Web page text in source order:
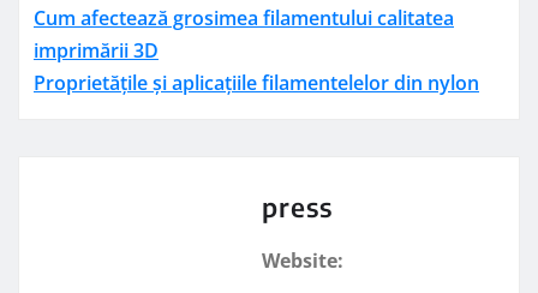
Cum afectează grosimea filamentului calitatea
imprimării 3D
Proprietățile și aplicațiile filamentelelor din nylon
press
Website: